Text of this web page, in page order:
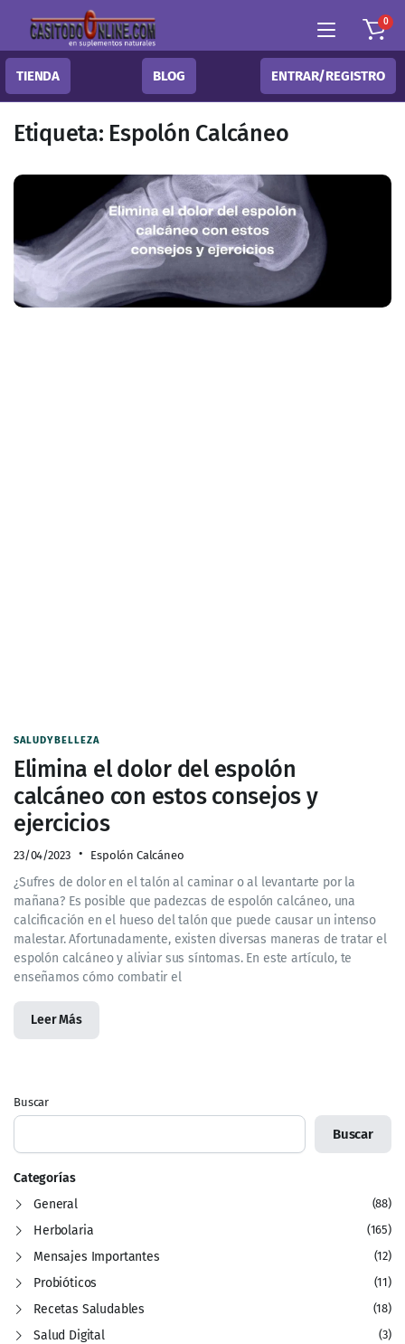
0
TIENDA BLOG ENTRAR/REGISTRO
Etiqueta: Espolón Calcáneo
SALUDYBELLEZA
Elimina el dolor del espolón
calcáneo con estos consejos y
ejercicios
23/04/2023 Espolón Calcáneo
¿Sufres de dolor en el talón al caminar o al levantarte por la
mañana? Es posible que padezcas de espolón calcáneo, una
calcificación en el hueso del talón que puede causar un intenso
malestar. Afortunadamente, existen diversas maneras de tratar el
espolón calcáneo y aliviar sus síntomas. En este artículo, te
enseñamos cómo combatir el
Leer Más
Buscar
Buscar
Categorías
General
(88)
Herbolaria (165)
Mensajes Importantes (12)
Probióticos (11)
Recetas Saludables (18)
Salud Digital (3)